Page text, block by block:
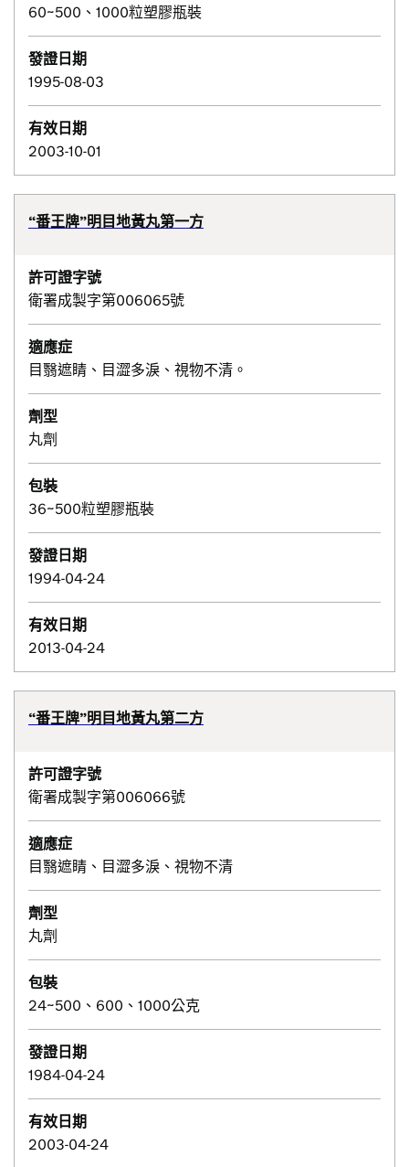
60~500、1000粒塑膠瓶裝
發證日期
1995-08-03
有效日期
2003-10-01
“番王牌”明目地黃丸第一方
許可證字號
衛署成製字第006065號
適應症
目翳遮睛、目澀多淚、視物不清。
劑型
丸劑
包裝
36~500粒塑膠瓶裝
發證日期
1994-04-24
有效日期
2013-04-24
“番王牌”明目地黃丸第二方
許可證字號
衛署成製字第006066號
適應症
目翳遮睛、目澀多淚、視物不清
劑型
丸劑
包裝
24~500、600、1000公克
發證日期
1984-04-24
有效日期
2003-04-24